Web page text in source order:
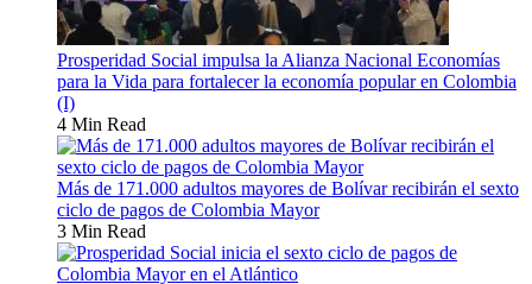
Prosperidad Social impulsa la Alianza Nacional Economías
para la Vida para fortalecer la economía popular en Colombia
(I)
4 Min Read
Más de 171.000 adultos mayores de Bolívar recibirán el sexto
ciclo de pagos de Colombia Mayor
3 Min Read